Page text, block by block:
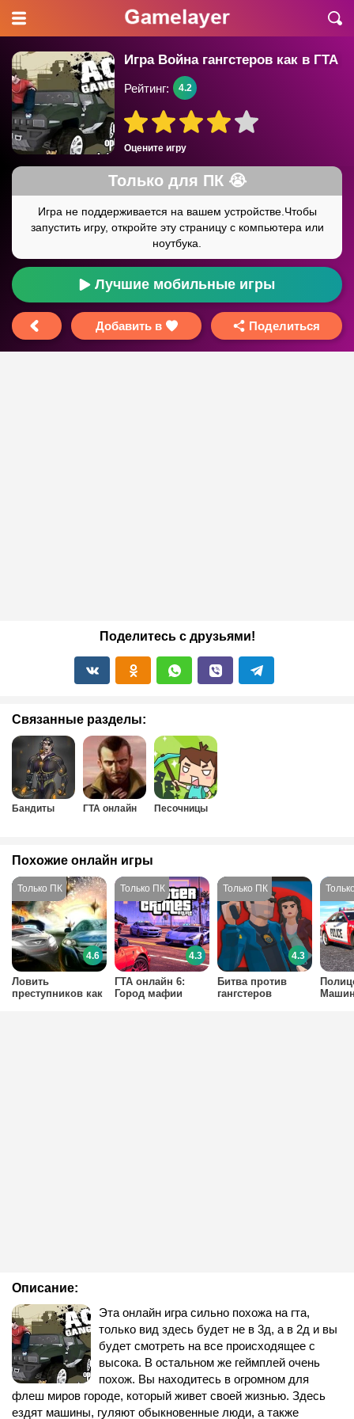
Игра Война гангстеров как в ГТА
Оцените игру
Рейтинг: 4.2
Лучшие мобильные игры
Добавить в Поделиться
Поделитесь с друзьями!
Связанные разделы:
Бандиты ГТА онлайн Песочницы
Описание:
Эта онлайн игра сильно похожа на гта,
только вид здесь будет не в 3д, а в 2д и вы
будет смотреть на все происходящее с
высока. В остальном же геймплей очень
похож. Вы находитесь в огромном для
флеш миров городе, который живет своей жизнью. Здесь
ездят машины, гуляют обыкновенные люди, а также
Похожие онлайн игры
Ловить
преступников как
4.6
ГТА онлайн 6:
Город мафии
4.3
Битва против
гангстеров
4.3